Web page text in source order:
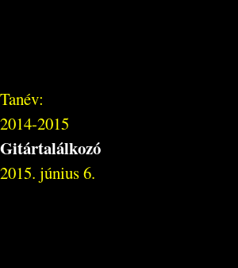
Tanév:
2014-2015
Gitártalálkozó
2015. június 6.